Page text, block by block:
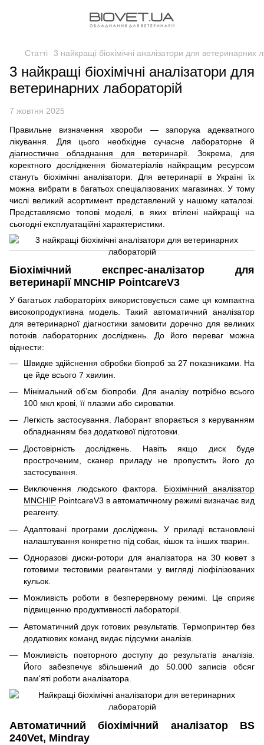
Статті 3 найкращі біохімічні аналізатори для ветеринарних
3 найкращі біохімічні аналізатори для
ветеринарних лабораторій
7 жовтня 2025
Правильне визначення хвороби — запорука адекватного
лікування. Для цього необхідне сучасне лабораторне й
діагностичне обладнання для ветеринарії . Зокрема, для
коректного дослідження біоматеріалів найкращим ресурсом
стануть біохімічні аналізатори. Для ветеринарії в Україні їх
можна вибрати в багатьох спеціалізованих магазинах. У тому
числі великий асортимент представлений у нашому каталозі.
Представляємо топові моделі, в яких втілені найкращі на
сьогодні експлуатаційні характеристики.
Біохімічний експрес-аналізатор для
ветеринарії MNCHIP PointcareV3
У багатьох лабораторіях використовується саме ця компактна
високопродуктивна модель. Такий автоматичний аналізатор
для ветеринарної діагностики замовити доречно для великих
потоків лабораторних досліджень. До його переваг можна
віднести:
Швидке здійснення обробки біопроб за 27 показниками. На
це йде всього 7 хвилин.
Мінімальний об’єм біопроби. Для аналізу потрібно всього
100 мкл крові, її плазми або сироватки.
Легкість застосування. Лаборант впорається з керуванням
обладнанням без додаткової підготовки.
Достовірність досліджень. Навіть якщо диск буде
простроченим, сканер приладу не пропустить його до
застосування.
Виключення людського фактора. Біохімічний аналізатор
MNCHIP PointcareV3 в автоматичному режимі визначає вид
реагенту.
Адаптовані програми досліджень. У приладі встановлені
налаштування конкретно під собак, кішок та інших тварин.
Одноразові диски-ротори для аналізатора на 30 кювет з
готовими тестовими реагентами у вигляді ліофілізованих
кульок.
Можливість роботи в безперервному режимі. Це сприяє
підвищенню продуктивності лабораторії.
Автоматичний друк готових результатів. Термопринтер без
додаткових команд видає підсумки аналізів.
Можливість повторного доступу до результатів аналізів.
Його забезпечує збільшений до 50.000 записів обсяг
пам'яті роботи аналізатора.
Автоматичний біохімічний аналізатор BS
240Vet, Mindray